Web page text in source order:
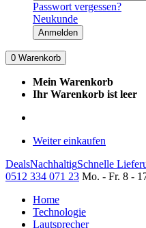
Passwort vergessen?
Neukunde
Anmelden
0 Warenkorb
Mein Warenkorb
Ihr Warenkorb ist leer
Weiter einkaufen
DealsNachhaltigSchnelle
0512 334 071 23 Mo. - Fr. 8 -
Home
Technologie
Lautsprecher